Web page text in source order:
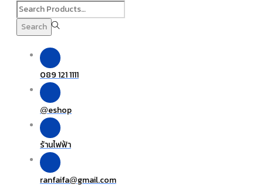
Search
089 121 1111
@eshop
ร้านไฟฟ้า
ranfaifa@gmail.com